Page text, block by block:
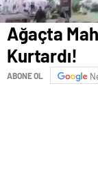
Ağaçta
Kurtardı!
ABONE OL